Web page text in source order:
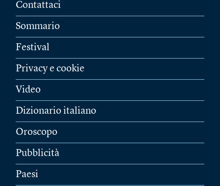
Contattaci
Sommario
Festival
Privacy e cookie
Video
Dizionario italiano
Oroscopo
Pubblicità
Paesi